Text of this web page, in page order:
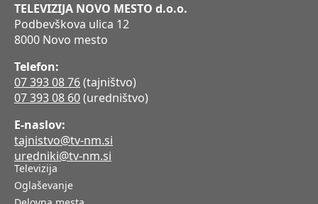
TELEVIZIJA NOVO MESTO d.o.o.
Podbevškova ulica 12
8000 Novo mesto
Telefon:
07 393 08 76(tajništvo)
07 393 08 60(uredništvo)
E-naslov:
tajnistvo@tv-nm.si
uredniki@tv-nm.si
Televizija
Oglaševanje